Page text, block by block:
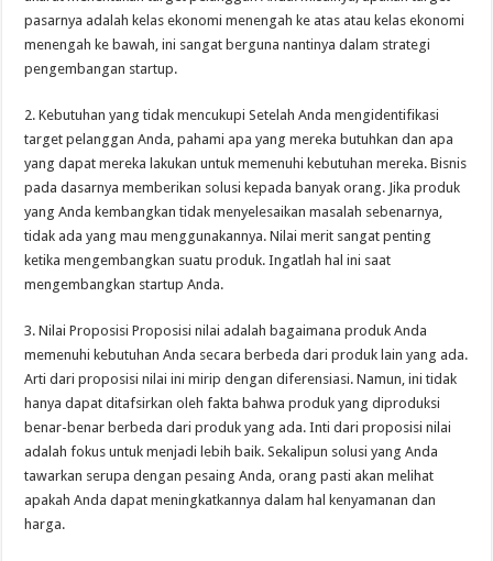
pasarnya adalah kelas ekonomi menengah ke atas atau kelas ekonomi
menengah ke bawah, ini sangat berguna nantinya dalam strategi
pengembangan startup.
2. Kebutuhan yang tidak mencukupi Setelah Anda mengidentifikasi
target pelanggan Anda, pahami apa yang mereka butuhkan dan apa
yang dapat mereka lakukan untuk memenuhi kebutuhan mereka. Bisnis
pada dasarnya memberikan solusi kepada banyak orang. Jika produk
yang Anda kembangkan tidak menyelesaikan masalah sebenarnya,
tidak ada yang mau menggunakannya. Nilai merit sangat penting
ketika mengembangkan suatu produk. Ingatlah hal ini saat
mengembangkan startup Anda.
3. Nilai Proposisi Proposisi nilai adalah bagaimana produk Anda
memenuhi kebutuhan Anda secara berbeda dari produk lain yang ada.
Arti dari proposisi nilai ini mirip dengan diferensiasi. Namun, ini tidak
hanya dapat ditafsirkan oleh fakta bahwa produk yang diproduksi
benar-benar berbeda dari produk yang ada. Inti dari proposisi nilai
adalah fokus untuk menjadi lebih baik. Sekalipun solusi yang Anda
tawarkan serupa dengan pesaing Anda, orang pasti akan melihat
apakah Anda dapat meningkatkannya dalam hal kenyamanan dan
harga.